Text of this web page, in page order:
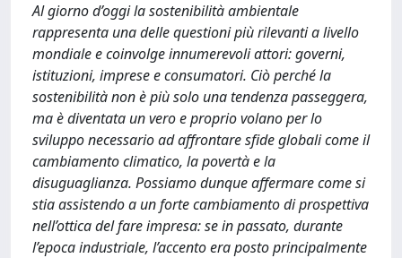
Al giorno d’oggi la sostenibilità ambientale
rappresenta una delle questioni più rilevanti a livello
mondiale e coinvolge innumerevoli attori: governi,
istituzioni, imprese e consumatori. Ciò perché la
sostenibilità non è più solo una tendenza passeggera,
ma è diventata un vero e proprio volano per lo
sviluppo necessario ad affrontare sfide globali come il
cambiamento climatico, la povertà e la
disuguaglianza. Possiamo dunque affermare come si
stia assistendo a un forte cambiamento di prospettiva
nell’ottica del fare impresa: se in passato, durante
l’epoca industriale, l’accento era posto principalmente